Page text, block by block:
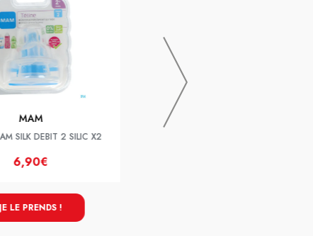
MAM
SILK DEBIT 2 SILIC X2
6,90€
JE LE PRENDS !